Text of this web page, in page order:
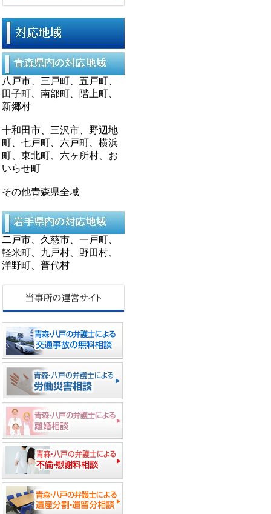
八戸市、三戸町、五戸町、
田子町、南部町、階上町、
新郷村
十和田市、三沢市、野辺地
町、七戸町、六戸町、横浜
町、東北町、六ヶ所村、お
いらせ町
その他青森県全域
二戸市、久慈市、一戸町、
軽米町、九戸村、野田村、
洋野町、普代村